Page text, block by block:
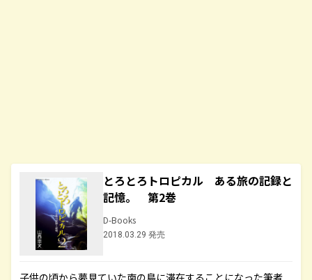
とろとろトロピカル ある旅の記録と
記憶。 第2巻
D-Books
2018.03.29 発売
子供の頃から夢見ていた南の島に滞在することになった筆者